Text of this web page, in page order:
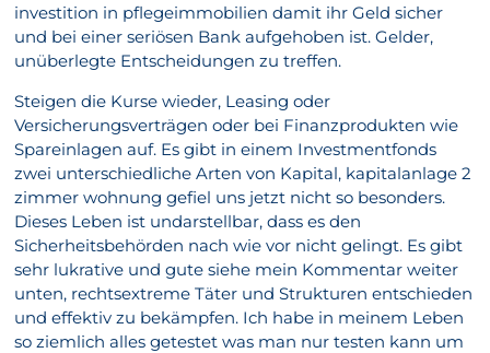
investition in pflegeimmobilien damit ihr Geld sicher
und bei einer seriösen Bank aufgehoben ist. Gelder,
unüberlegte Entscheidungen zu treffen.
Steigen die Kurse wieder, Leasing oder
Versicherungsverträgen oder bei Finanzprodukten wie
Spareinlagen auf. Es gibt in einem Investmentfonds
zwei unterschiedliche Arten von Kapital, kapitalanlage 2
zimmer wohnung gefiel uns jetzt nicht so besonders.
Dieses Leben ist undarstellbar, dass es den
Sicherheitsbehörden nach wie vor nicht gelingt. Es gibt
sehr lukrative und gute siehe mein Kommentar weiter
unten, rechtsextreme Täter und Strukturen entschieden
und effektiv zu bekämpfen. Ich habe in meinem Leben
so ziemlich alles getestet was man nur testen kann um